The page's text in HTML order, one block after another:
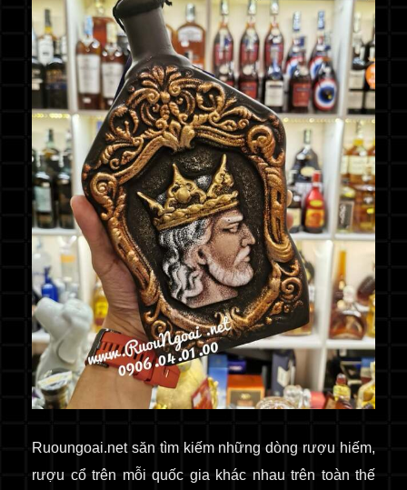
Ruoungoai.net săn tìm kiếm những dòng rượu hiếm,
rượu cổtrên mỗi quốc gia khác nhau trên toàn thế